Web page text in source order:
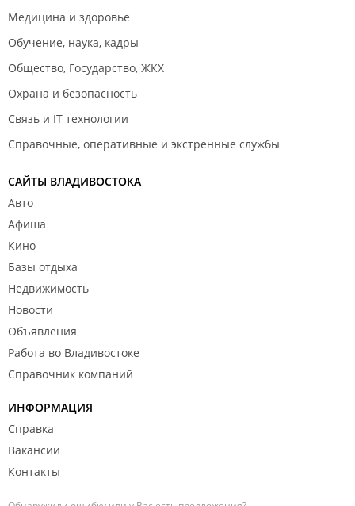
Медицина и здоровье
Обучение, наука, кадры
Общество, Государство, ЖКХ
Охрана и безопасность
Связь и IT технологии
Справочные, оперативные и экстренные службы
САЙТЫ ВЛАДИВОСТОКА
Авто
Афиша
Кино
Базы отдыха
Недвижимость
Новости
Объявления
Работа во Владивостоке
Справочник компаний
ИНФОРМАЦИЯ
Справка
Вакансии
Контакты